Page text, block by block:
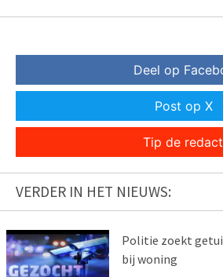
Deel op
Post op X
Tip de
VERDER IN HET NIEUWS:
Politie zoekt
bij woning